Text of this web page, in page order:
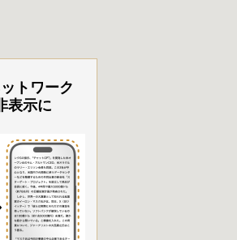
トワーク
表示に